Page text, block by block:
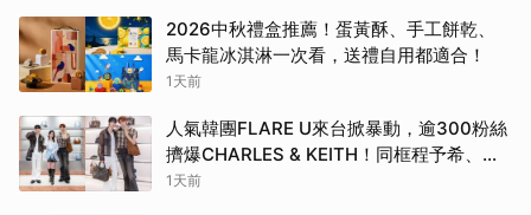
2026中秋禮盒推薦！蛋黃酥、手工餅乾、
馬卡龍冰淇淋一次看，送禮自用都適合！
1天前
人氣韓團FLARE U來台掀暴動，逾300粉絲
擠爆CHARLES & KEITH！同框程予希、曝
後台真實互動
1天前